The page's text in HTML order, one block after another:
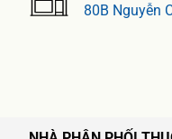
80B Nguyễn